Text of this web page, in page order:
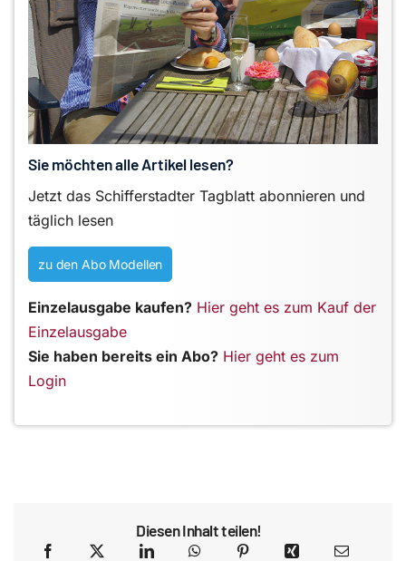
Sie möchten alle Artikel lesen?
Jetzt das Schifferstadter Tagblatt abonnieren und
täglich lesen
zu den Abo Modellen
Einzelausgabe kaufen? Hier geht es zum Kauf der
Einzelausgabe
Sie haben bereits ein Abo? Hier geht es zum
Login
Diesen Inhalt teilen!